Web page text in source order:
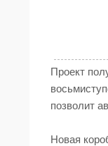
Проект
позволит
Новая